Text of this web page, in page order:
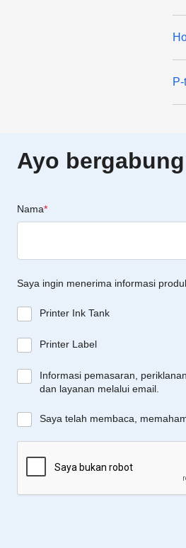
Ayo
Nama*
Saya ingin menerima informasi
Printer Ink Tank
Printer Label
Informasi pemasaran,
dan layanan melalui email.
Saya telah membaca,